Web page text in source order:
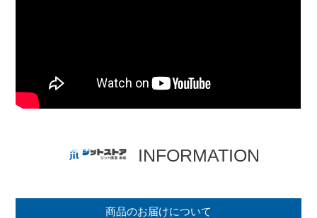
INFORMATION
商品のお届けについて